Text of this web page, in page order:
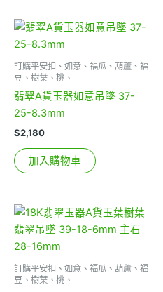
訂購平安扣、如意、福瓜、葫蘆、福
豆、樹葉、桃、
翡翠A貨玉器如意吊墜 37-
25-8.3mm
$2,180
加入購物車
訂購平安扣、如意、福瓜、葫蘆、福
豆、樹葉、桃、